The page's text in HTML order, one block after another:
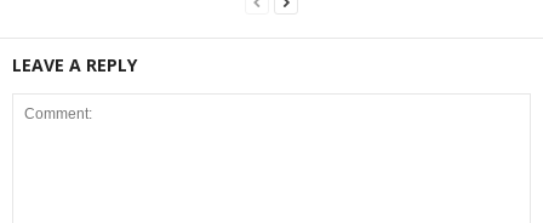
LEAVE A REPLY